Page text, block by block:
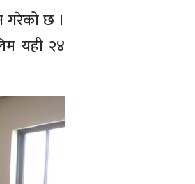
गरेको छ ।
यही २४